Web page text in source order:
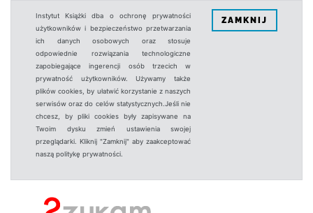
Instytut Książki dba o ochronę prywatności
użytkowników i bezpieczeństwo przetwarzania
ich danych osobowych oraz stosuje
odpowiednie rozwiązania technologiczne
zapobiegające ingerencji osób trzecich w
prywatność użytkowników. Używamy także
plików cookies, by ułatwić korzystanie z naszych
serwisów oraz do celów statystycznych.Jeśli nie
chcesz, by pliki cookies były zapisywane na
Twoim dysku zmień ustawienia swojej
przeglądarki. Kliknij "Zamknij" aby zaakceptować
naszą politykę prywatności.
ZAMKNIJ